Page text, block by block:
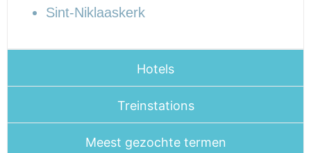
Sint-Niklaaskerk
Hotels
Treinstations
Meest gezochte termen